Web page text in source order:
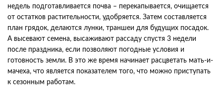
недель подготавливается почва – перекапывается, очищается
от остатков растительности, удобряется. Затем составляется
план грядок, делаются лунки, траншеи для будущих посадок.
А высевают семена, высаживают рассаду спустя 3 недели
после праздника, если позволяют погодные условия и
готовность земли. В это же время начинает расцветать мать-и-
мачеха, что является показателем того, что можно приступать
к сезонным работам.